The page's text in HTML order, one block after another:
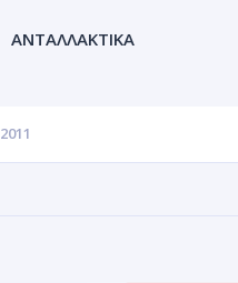
ΑΝΤΑΛΛΑΚΤΙΚΑ
2011